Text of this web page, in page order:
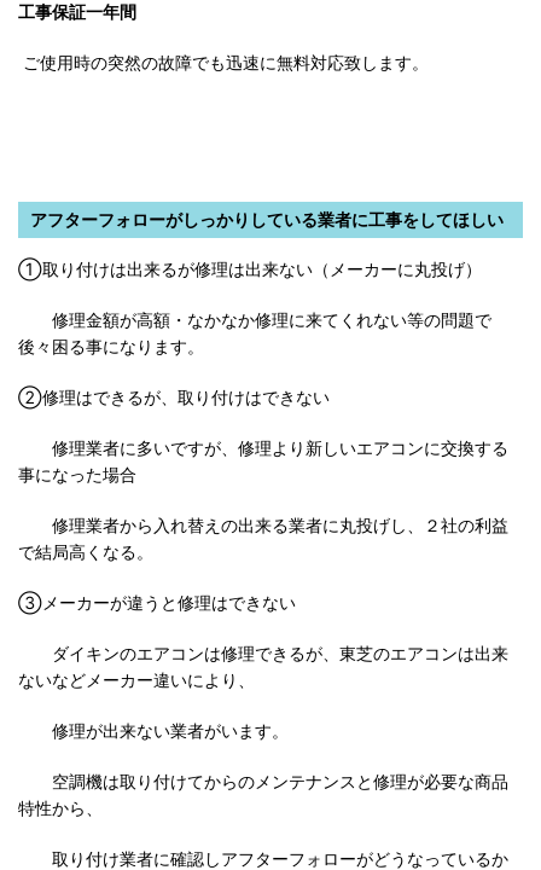
工事保証一年間
ご使用時の突然の故障でも迅速に無料対応致します。
アフターフォローがしっかりしている業者に工事をしてほしい
①取り付けは出来るが修理は出来ない（メーカーに丸投げ）
修理金額が高額・なかなか修理に来てくれない等の問題で
後々困る事になります。
②修理はできるが、取り付けはできない
修理業者に多いですが、修理より新しいエアコンに交換する
事になった場合
修理業者から入れ替えの出来る業者に丸投げし、２社の利益
で結局高くなる。
③メーカーが違うと修理はできない
ダイキンのエアコンは修理できるが、東芝のエアコンは出来
ないなどメーカー違いにより、
修理が出来ない業者がいます。
空調機は取り付けてからのメンテナンスと修理が必要な商品
特性から、
取り付け業者に確認しアフターフォローがどうなっているか